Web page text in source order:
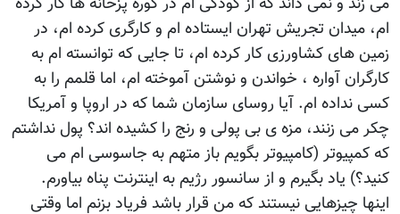
ام، ميدان تجريش تهران ايستاده ام و کارگری کرده ام، در
زمين های کشاورزی کار کرده ام، تا جايی که توانسته ام به
کارگران آواره ، خواندن و نوشتن آموخته ام، اما قلمم را به
کسی نداده ام. آيا روسای سازمان شما که در اروپا و آمريکا
چکر می زنند، مزه ی بی پولی و رنج را کشيده اند؟ پول نداشتم
که کمپيوتر (کامپيوتر بگويم باز متهم به جاسوسی ام می
کنيد؟) ياد بگيرم و از سانسور رژيم به اينترنت پناه بياورم.
اينها چيزهايی نيستند که من قرار باشد فرياد بزنم اما وقتی